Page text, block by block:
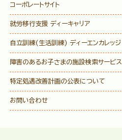
コーポレートサイト
就労移行支援 ディーキャリア
自立訓練(生活訓練) ディーエンカレッジ
障害のあるお子さまの施設検索サービス
特定処遇改善計画の公表について
お問い合わせ